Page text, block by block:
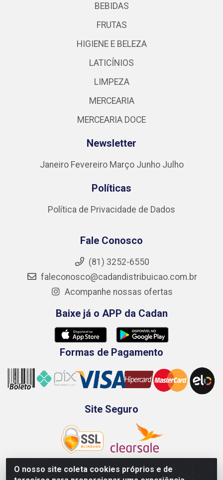
O nosso site coleta cookies próprios e de
BEBIDAS
FRUTAS
HIGIENE E BELEZA
LATICÍNIOS
LIMPEZA
MERCEARIA
MERCEARIA DOCE
Newsletter
Janeiro Fevereiro Março Junho Julho
Políticas
Política de Privacidade de Dados
Fale Conosco
(81) 3252-6550
faleconosco@cadandistribuicao.com.br
Acompanhe nossas ofertas
Baixe já o APP da Cadan
Formas de Pagamento
Site Seguro